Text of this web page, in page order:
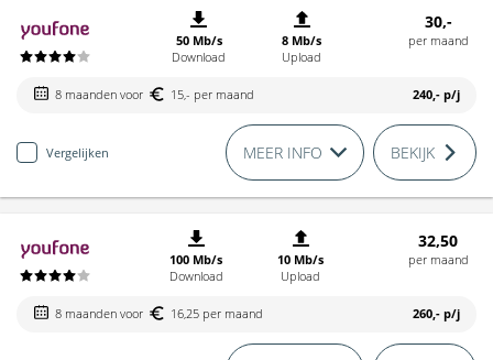
50 Mb/s
Download
8 Mb/s
Upload
30,-
per maand
8 maanden voor 15,- per maand 240,- p/j
Vergelijken MEER INFO BEKIJK
100 Mb/s
Download
10 Mb/s
Upload
32,50
per maand
8 maanden voor 16,25 per maand 260,- p/j